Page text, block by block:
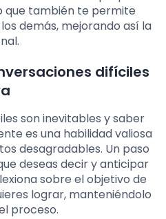
que también te permite
demás, mejorando así la
difíciles
son inevitables y saber
es una habilidad valiosa
desagradables. Un paso
deseas decir y anticipar
sobre el objetivo de
lograr, manteniéndolo
proceso.